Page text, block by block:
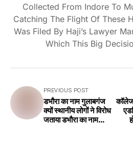
Collected From Indore To
Catching The Flight Of These
Was Filed By Haji’s Lawyer
Which This Big
PREVIOUS POST
डभौरा का नाम गुलाबगंज
क्यों स्थानीय लोगों ने विरोध
जताया डभौरा का नाम
कॉलेज